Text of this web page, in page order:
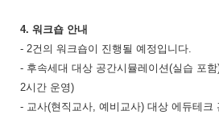
4. 워크숍 안내
- 2건의 워크숍이 진행될 예정입니다.
- 후속세대 대상 공간시뮬레이션(실습 포
2시간 운영)
- 교사(현직교사, 예비교사) 대상 에듀테크